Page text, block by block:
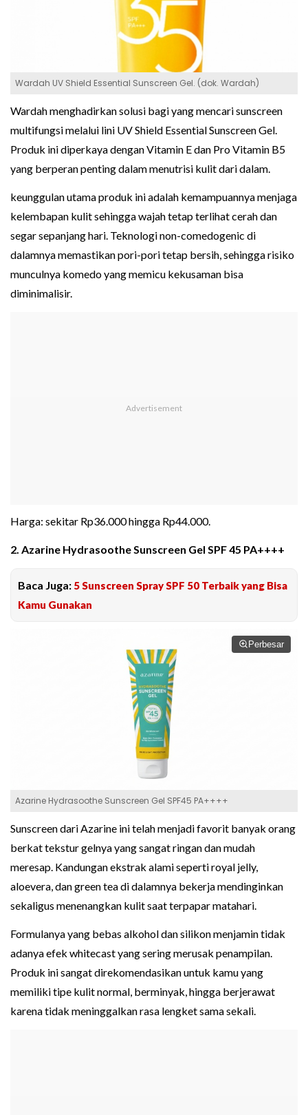
Wardah UV Shield Essential Sunscreen Gel. (dok. Wardah)
Wardah menghadirkan solusi bagi yang mencari sunscreen
multifungsi melalui lini UV Shield Essential Sunscreen Gel.
Produk ini diperkaya dengan Vitamin E dan Pro Vitamin B5
yang berperan penting dalam menutrisi kulit dari dalam.
keunggulan utama produk ini adalah kemampuannya menjaga
kelembapan kulit sehingga wajah tetap terlihat cerah dan
segar sepanjang hari. Teknologi non-comedogenic di
dalamnya memastikan pori-pori tetap bersih, sehingga risiko
munculnya komedo yang memicu kekusaman bisa
diminimalisir.
Harga: sekitar Rp36.000 hingga Rp44.000.
2. Azarine Hydrasoothe Sunscreen Gel SPF 45 PA++++
Baca Juga: 5 Sunscreen Spray SPF 50 Terbaik yang Bisa
Kamu Gunakan
Perbesar
Azarine Hydrasoothe Sunscreen Gel SPF45 PA++++
Sunscreen dari Azarine ini telah menjadi favorit banyak orang
berkat tekstur gelnya yang sangat ringan dan mudah
meresap. Kandungan ekstrak alami seperti royal jelly,
aloevera, dan green tea di dalamnya bekerja mendinginkan
sekaligus menenangkan kulit saat terpapar matahari.
Formulanya yang bebas alkohol dan silikon menjamin tidak
adanya efek whitecast yang sering merusak penampilan.
Produk ini sangat direkomendasikan untuk kamu yang
memiliki tipe kulit normal, berminyak, hingga berjerawat
karena tidak meninggalkan rasa lengket sama sekali.